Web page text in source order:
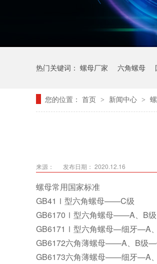
热门关键词： 螺母厂家 六角螺母
您的位置： 首页 > 新闻中心 >
来源： 发布日期： 2020.12.16
螺母常用国家标准
GB41Ⅰ型六角螺母——C级
GB6170Ⅰ型六角螺母——A、B级
GB6171Ⅰ型六角螺母—细牙—A
GB6172六角薄螺母——A、B级—
GB6173六角薄螺母——细牙—A